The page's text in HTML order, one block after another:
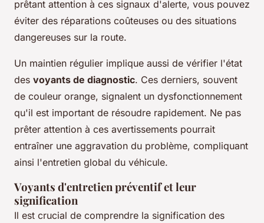
prêtant attention à ces signaux d'alerte, vous pouvez
éviter des réparations coûteuses ou des situations
dangereuses sur la route.
Un maintien régulier implique aussi de vérifier l'état
des voyants de diagnostic. Ces derniers, souvent
de couleur orange, signalent un dysfonctionnement
qu'il est important de résoudre rapidement. Ne pas
prêter attention à ces avertissements pourrait
entraîner une aggravation du problème, compliquant
ainsi l'entretien global du véhicule.
Voyants d'entretien préventif et leur
signification
Il est crucial de comprendre la signification des